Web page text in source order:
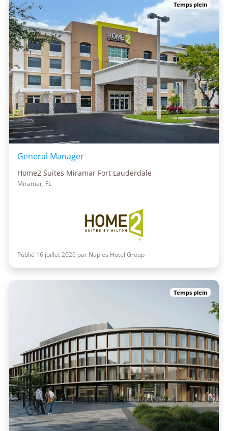
Temps plein
General Manager
Home2 Suites Miramar Fort Lauderdale
Miramar, FL
Publié 16 juillet 2026 par Naples Hotel Group
Temps plein